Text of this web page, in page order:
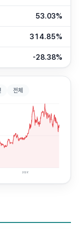
53.03%
314.85%
-28.38%
전체
2026